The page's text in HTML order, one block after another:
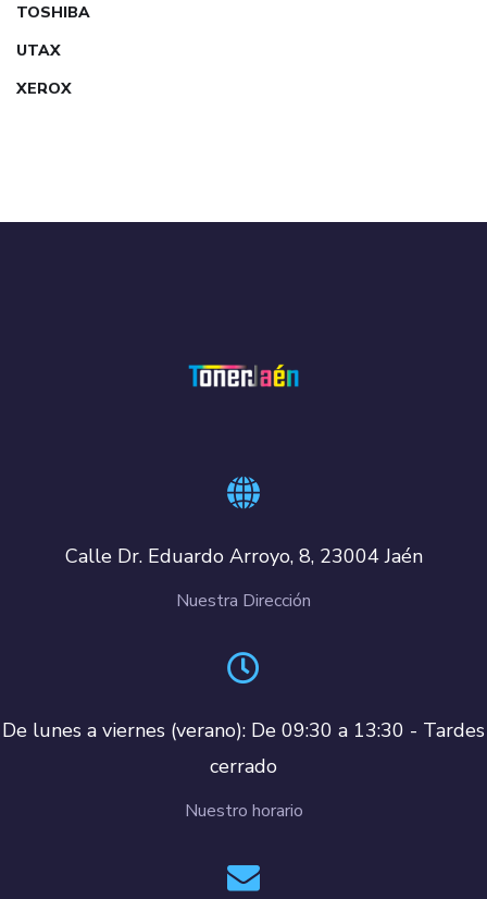
TOSHIBA
UTAX
XEROX
Calle Dr. Eduardo Arroyo, 8, 23004 Jaén
Nuestra Dirección
De lunes a viernes (verano): De 09:30 a 13:30 - Tardes
cerrado
Nuestro horario